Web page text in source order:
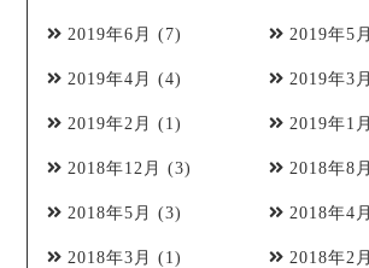
2019年6月 (7) 2019年5月
2019年4月 (4) 2019年3月
2019年2月 (1) 2019年1月
2018年12月 (3) 2018年8月
2018年5月 (3) 2018年4月
2018年3月 (1) 2018年2月